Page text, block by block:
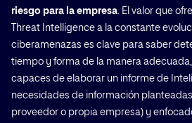
riesgo para la empresa . El valor que
Threat Intelligence a la constante
ciberamenazas es clave para saber
tiempo y forma de la manera
capaces de elaborar un informe de
necesidades de información
proveedor o propia empresa) y